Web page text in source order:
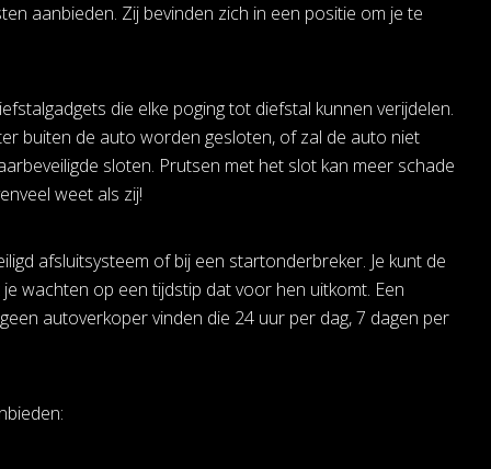
aanbieden. Zij bevinden zich in een positie om je te
die elke poging tot diefstal kunnen verijdelen.
buiten de auto worden gesloten, of zal de auto niet
sloten. Prutsen met het slot kan meer schade
weet als zij!
afsluitsysteem of bij een startonderbreker. Je kunt de
wachten op een tijdstip dat voor hen uitkomt. Een
autoverkoper vinden die 24 uur per dag, 7 dagen per